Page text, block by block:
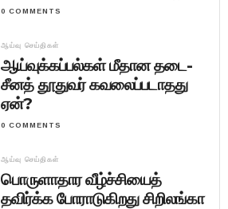
0 COMMENTS
ஆய்வு செய்திகள்
ஆய்வுக்கப்பல்கள் மீதான தடை-
சீனத் தூதுவர் கவலைப்படாதது
ஏன்?
0 COMMENTS
ஆய்வு செய்திகள்
பொருளாதார வீழ்ச்சியைத்
தவிர்க்க போராடுகிறது சிறிலங்கா